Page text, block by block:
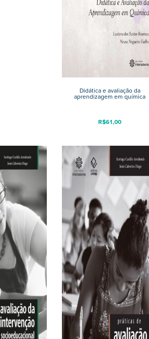
Didática e avaliação da
aprendizagem em química
R$61,00